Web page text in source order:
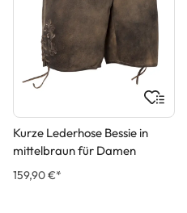
Kurze Lederhose Bessie in
mittelbraun für Damen
159,90 €*